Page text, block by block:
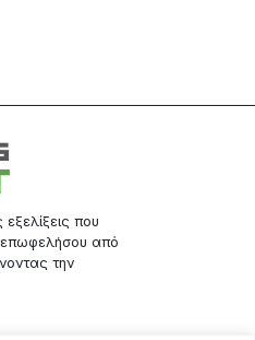
που
επωφελήσου από
την